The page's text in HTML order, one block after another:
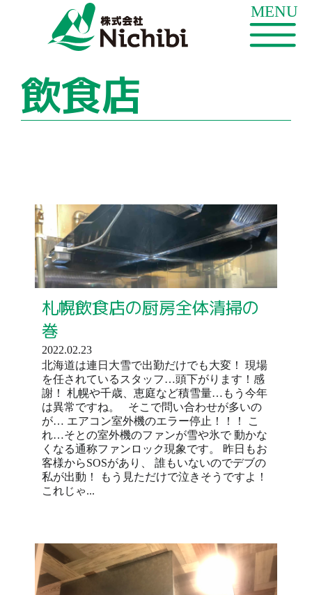
飲食店
札幌飲食店の厨房全体清掃の
巻
2022.02.23
北海道は連日大雪で出勤だけでも大変！ 現場
を任されているスタッフ…頭下がります！感
謝！ 札幌や千歳、恵庭など積雪量…もう今年
は異常ですね。 そこで問い合わせが多いの
が… エアコン室外機のエラー停止！！！ こ
れ…そとの室外機のファンが雪や氷で 動かな
くなる通称ファンロック現象です。 昨日もお
客様からSOSがあり、 誰もいないのでデブの
私が出動！ もう見ただけで泣きそうですよ！
これじゃ...